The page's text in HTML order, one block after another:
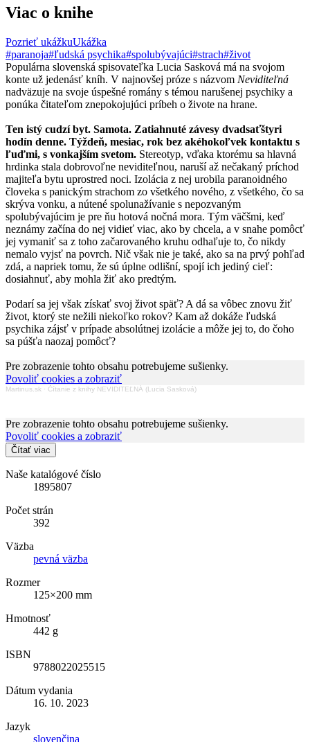
Viac o knihe
Pozrieť ukážkuUkážka
#paranoja#ľudská psychika#spolubývajúci#strach#život
Populárna slovenská spisovateľka Lucia Sasková má na svojom
konte už jedenásť kníh. V najnovšej próze s názvom Neviditeľná
nadväzuje na svoje úspešné romány s témou narušenej psychiky a
ponúka čitateľom znepokojujúci príbeh o živote na hrane.
Ten istý cudzí byt. Samota. Zatiahnuté závesy dvadsaťštyri
hodín denne. Týždeň, mesiac, rok bez akéhokoľvek kontaktu s
ľuďmi, s vonkajším svetom. Stereotyp, vďaka ktorému sa hlavná
hrdinka stala dobrovoľne neviditeľnou, naruší až nečakaný príchod
majiteľa bytu uprostred noci. Izolácia z nej urobila paranoidného
človeka s panickým strachom zo všetkého nového, z všetkého, čo sa
skrýva vonku, a nútené spolunažívanie s nepozvaným
spolubývajúcim je pre ňu hotová nočná mora. Tým väčšmi, keď
neznámy začína do nej vidieť viac, ako by chcela, a v snahe pomôcť
jej vymaniť sa z toho začarovaného kruhu odhaľuje to, čo nikdy
nemalo vyjsť na povrch. Nič však nie je také, ako sa na prvý pohľad
zdá, a napriek tomu, že sú úplne odlišní, spojí ich jediný cieľ:
dosiahnuť, aby mohla žiť ako predtým.
Podarí sa jej však získať svoj život späť? A dá sa vôbec znovu žiť
život, ktorý ste nežili niekoľko rokov? Kam až dokáže ľudská
psychika zájsť v prípade absolútnej izolácie a môže jej to, do čoho
sa púšťa naozaj pomôcť?
Pre zobrazenie tohto obsahu potrebujeme sušienky.
Povoliť cookies a zobraziť
Martinus.sk · Čítanie z knihy NEVIDITEĽNÁ (Lucia Sasková)
Pre zobrazenie tohto obsahu potrebujeme sušienky.
Povoliť cookies a zobraziť
Čítať viac
Naše katalógové číslo
1895807
Počet strán
392
Väzba
pevná väzba
Rozmer
125×200 mm
Hmotnosť
442 g
ISBN
9788022025515
Dátum vydania
16. 10. 2023
Jazyk
slovenčina